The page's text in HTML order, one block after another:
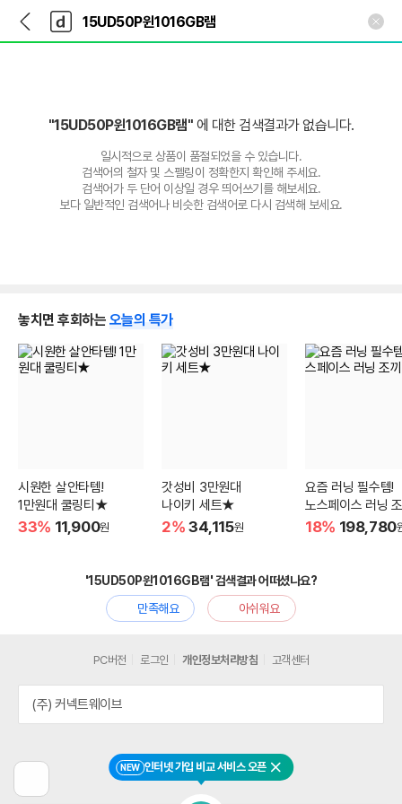
다
나
와
가
다
와
"15UD50P윈1016GB램" 에 대한 검색결과가 없습니다.
일시적으로 상품이 품절되었을 수 있습니다.
검색어의 철자 및 스펠링이 정확한지 확인해 주세요.
검색어가 두 단어 이상일 경우 띄어쓰기를 해보세요.
보다 일반적인 검색어나 비슷한 검색어로 다시 검색해 보세요.
놓치면 후회하는 오늘의 특가
시원한 살안타템!
1만원대 쿨링티★
33% 11,900원
갓성비 3만원대
나이키 세트★
2% 34,115원
요즘 러닝 필수템!
노스페이스 러닝
18% 198,780
'15UD50P윈1016GB램' 검색결과 어떠셨나요?
만족해요
아쉬워요
전
NEW 인터넷 가입 비교 서비스 오픈 닫기
PC버전 로그인 개인정보처리방침 고객센터
(주) 커넥트웨이브